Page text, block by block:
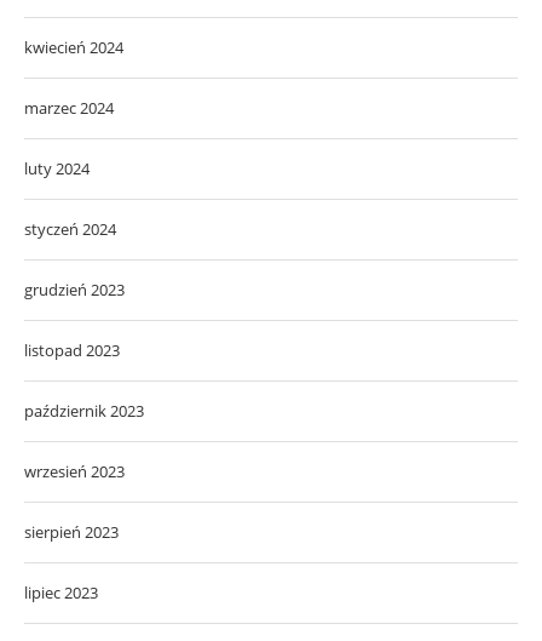
kwiecień 2024
marzec 2024
luty 2024
styczeń 2024
grudzień 2023
listopad 2023
październik 2023
wrzesień 2023
sierpień 2023
lipiec 2023